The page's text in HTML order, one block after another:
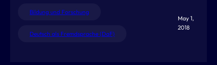
Bildung und Forschung
Deutsch als Fremdsprache (DaF)
May 1,
2018